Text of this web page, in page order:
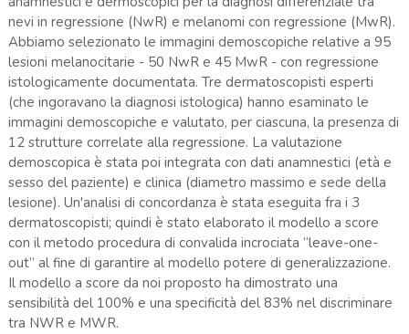
nevi in regressione (NwR) e melanomi con regressione (MwR).
Abbiamo selezionato le immagini demoscopiche relative a 95
lesioni melanocitarie - 50 NwR e 45 MwR - con regressione
istologicamente documentata. Tre dermatoscopisti esperti
(che ingoravano la diagnosi istologica) hanno esaminato le
immagini demoscopiche e valutato, per ciascuna, la presenza di
12 strutture correlate alla regressione. La valutazione
demoscopica è stata poi integrata con dati anamnestici (età e
sesso del paziente) e clinica (diametro massimo e sede della
lesione). Un'analisi di concordanza è stata eseguita fra i 3
dermatoscopisti; quindi è stato elaborato il modello a score
con il metodo procedura di convalida incrociata “leave-one-
out” al fine di garantire al modello potere di generalizzazione.
Il modello a score da noi proposto ha dimostrato una
sensibilità del 100% e una specificità del 83% nel discriminare
tra NWR e MWR.